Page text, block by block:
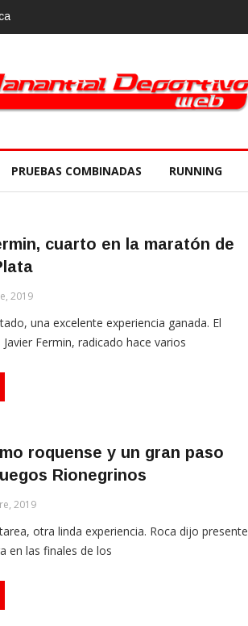
PRUEBAS COMBINADAS RUNNING
cuarto en la maratón de
2019
una excelente experiencia ganada. El
Fermin, radicado hace varios
roquense y un gran paso
Rionegrinos
2019
otra linda experiencia. Roca dijo presente
en las finales de los